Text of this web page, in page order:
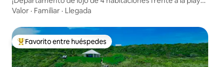
con vista al mar! Abaco Marsh Harbor
Valor · Familiar · Llegada
De los mejores en Favorito entre huéspedes
Favorito entre huéspedes